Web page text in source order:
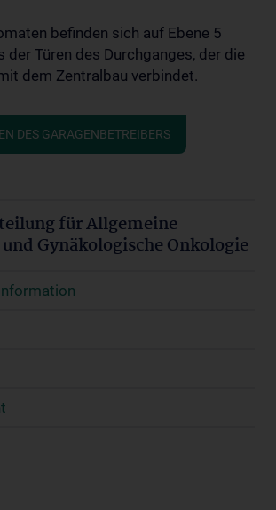
befinden sich auf Ebene 5
der Türen des Durchganges, der die
dem Zentralbau verbindet.
DES GARAGENBETREIBERS
für Allgemeine
Gynäkologische Onkologie